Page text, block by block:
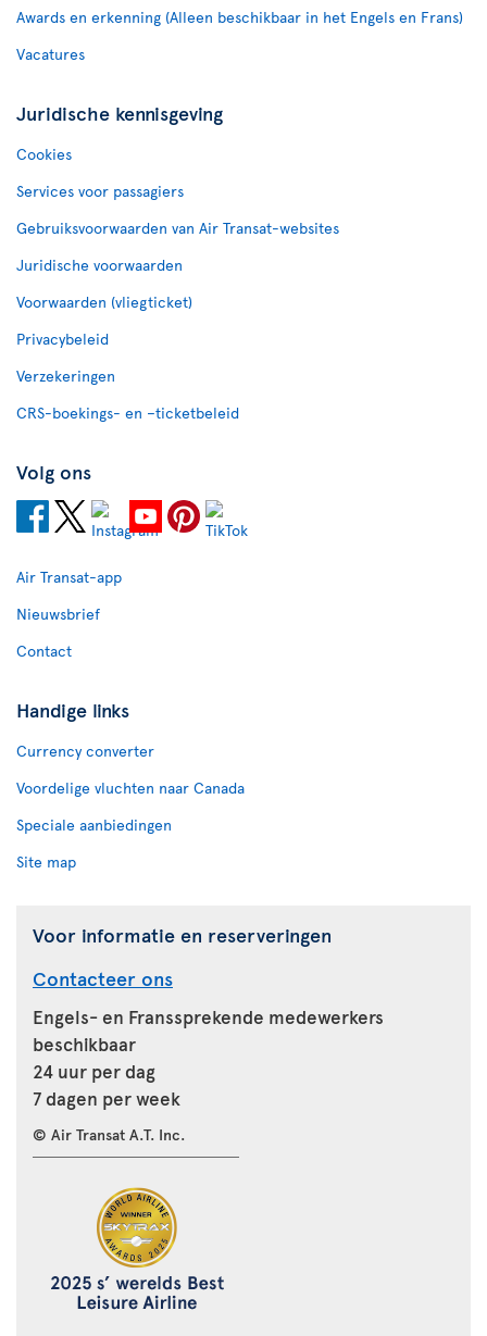
Awards en erkenning (Alleen beschikbaar in het Engels en Frans)
Vacatures
Juridische kennisgeving
Cookies
Services voor passagiers
Gebruiksvoorwaarden van Air Transat-websites
Juridische voorwaarden
Voorwaarden (vliegticket)
Privacybeleid
Verzekeringen
CRS-boekings- en –ticketbeleid
Volg ons
Air Transat-app
Nieuwsbrief
Contact
Handige links
Currency converter
Voordelige vluchten naar Canada
Speciale aanbiedingen
Site map
Voor informatie en reserveringen
Contacteer ons
Engels- en Franssprekende medewerkers
beschikbaar
24 uur per dag
7 dagen per week
© Air Transat A.T. Inc.